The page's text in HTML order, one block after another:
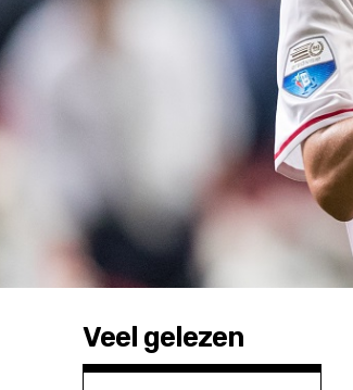
Veel gelezen